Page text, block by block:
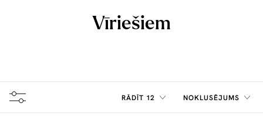
Vīriešiem
RĀDĪT 12 NOKLUSĒJUMS